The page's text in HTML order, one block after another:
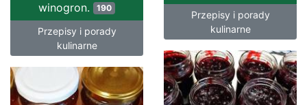
Przepisy i porady
kulinarne
winogron. 190
Przepisy i porady
kulinarne